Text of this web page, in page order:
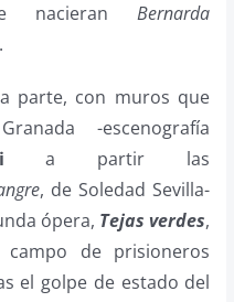
nacieranBernarda
parte, con muros que
-escenografía
a partir las
, de Soledad Sevilla-
ópera, Tejas verdes,
de prisioneros
el golpe de estado del